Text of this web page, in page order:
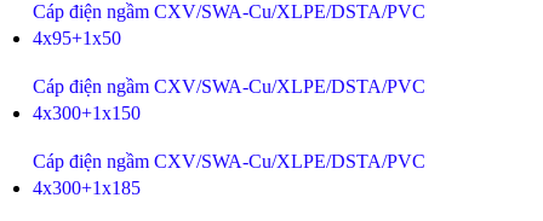
Cáp điện ngầm CXV/SWA-Cu/XLPE/DSTA/PVC
4x95+1x50
Cáp điện ngầm CXV/SWA-Cu/XLPE/DSTA/PVC
4x300+1x150
Cáp điện ngầm CXV/SWA-Cu/XLPE/DSTA/PVC
4x300+1x185